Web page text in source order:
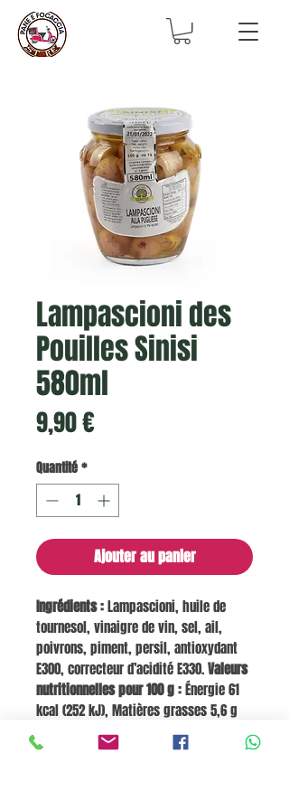
Lampascioni des
Pouilles Sinisi
580ml
9,90 €Prix
Quantité*
Ajouter au panier
Ingrédients :Lampascioni, huile de
tournesol, vinaigre de vin, sel, ail,
poivrons, piment, persil, antioxydant
E300, correcteur d’acidité E330.Valeurs
nutritionnelles pour 100 g :Énergie 61
kcal (252 kJ), Matières grasses 5,6 g
dont saturées 0,5 g, Glucides 0,2 g dont
sucres 0,01 g, Fibres 2,3 g, Protéines